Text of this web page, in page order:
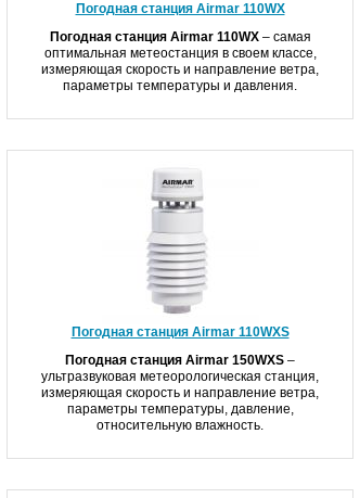
Погодная станция Airmar 110WX
Погодная станция Airmar 110WX– самая
оптимальная метеостанция в своем классе,
измеряющая скорость и направление ветра,
параметры температуры и давления.
Погодная станция Airmar 110WXS
Погодная станция Airmar 150WXS –
ультразвуковая метеорологическая станция,
измеряющая скорость и направление ветра,
параметры температуры, давление,
относительную влажность.